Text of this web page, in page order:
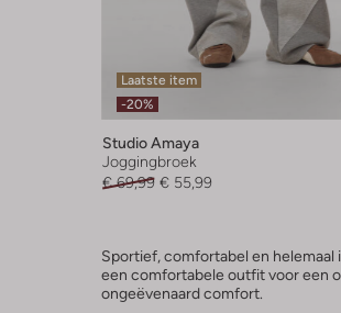
Laatste item
-20%
Studio Amaya
Joggingbroek
€ 69,99 € 55,99
Sportief, comfortabel en
een comfortabele outfit voor een
ongeëvenaard comfort.